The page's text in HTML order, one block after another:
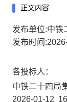
正文内容
发布单位:中铁
发布时间
采
各投标人：
中铁二十四局
2026-01-12